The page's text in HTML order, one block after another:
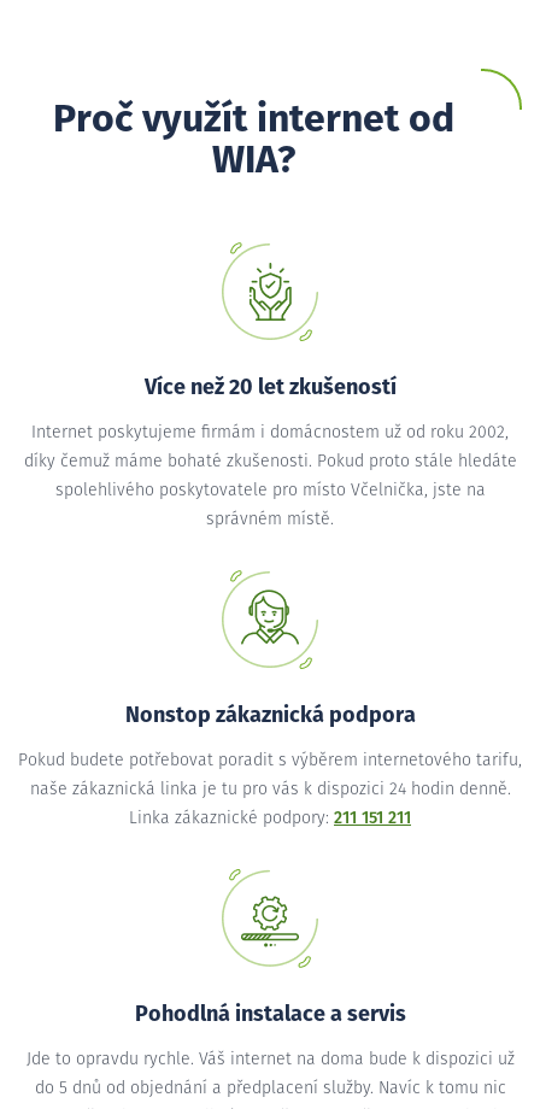
Proč využít internet od
WIA?
Více než 20 let zkušeností
Internet poskytujeme firmám i domácnostem už od roku 2002,
díky čemuž máme bohaté zkušenosti. Pokud proto stále hledáte
spolehlivého poskytovatele pro místo Včelnička, jste na
správném místě.
Nonstop zákaznická podpora
Pokud budete potřebovat poradit s výběrem internetového tarifu,
naše zákaznická linka je tu pro vás k dispozici 24 hodin denně.
Linka zákaznické podpory: 211 151 211
Pohodlná instalace a servis
Jde to opravdu rychle. Váš internet na doma bude k dispozici už
do 5 dnů od objednání a předplacení služby. Navíc k tomu nic